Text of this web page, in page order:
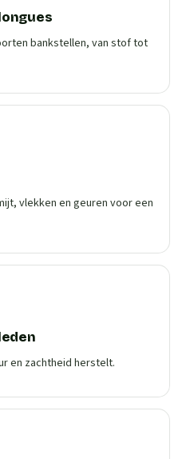
bankstellen, van stof tot
vlekken en geuren voor een
en zachtheid herstelt.